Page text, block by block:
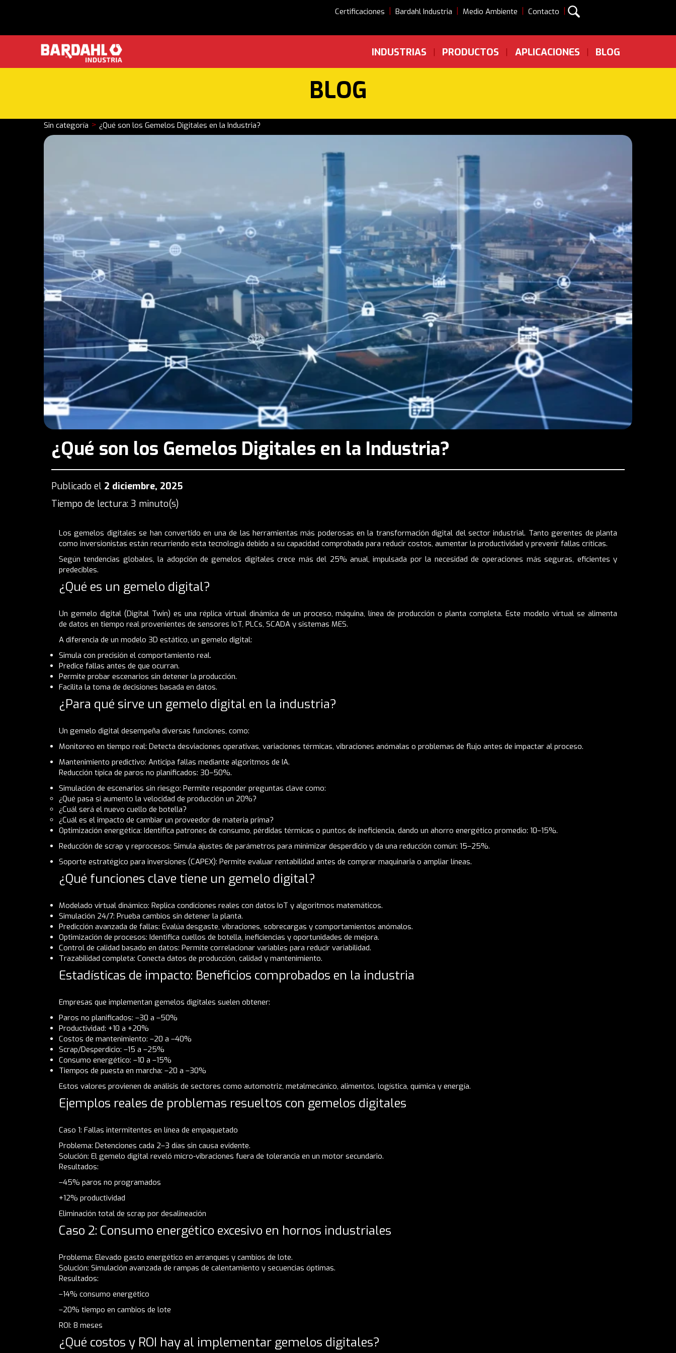
Certificaciones | Bardahl Industria | Medio Ambiente | Contacto |
INDUSTRIAS | PRODUCTOS | APLICACIONES | BLOG
BLOG
Sin categoría > ¿Qué son los Gemelos Digitales en la Industria?
¿Qué son los Gemelos Digitales en la Industria?
Publicado el 2 diciembre, 2025
Tiempo de lectura: 3 minuto(s)
Los gemelos digitales se han convertido en una de las herramientas más poderosas en la transformación digital del sector industrial. Tanto gerentes de planta
como inversionistas están recurriendo esta tecnología debido a su capacidad comprobada para reducir costos, aumentar la productividad y prevenir fallas críticas.
Según tendencias globales, la adopción de gemelos digitales crece más del 25% anual, impulsada por la necesidad de operaciones más seguras, eficientes y
predecibles.
¿Qué es un gemelo digital?
Un gemelo digital (Digital Twin) es una réplica virtual dinámica de un proceso, máquina, línea de producción o planta completa. Este modelo virtual se alimenta
de datos en tiempo real provenientes de sensores IoT, PLCs, SCADA y sistemas MES.
A diferencia de un modelo 3D estático, un gemelo digital:
Simula con precisión el comportamiento real.
Predice fallas antes de que ocurran.
Permite probar escenarios sin detener la producción.
Facilita la toma de decisiones basada en datos.
¿Para qué sirve un gemelo digital en la industria?
Un gemelo digital desempeña diversas funciones, como:
Monitoreo en tiempo real: Detecta desviaciones operativas, variaciones térmicas, vibraciones anómalas o problemas de flujo antes de impactar al proceso.
Mantenimiento predictivo: Anticipa fallas mediante algoritmos de IA.
Reducción típica de paros no planificados: 30–50%.
Simulación de escenarios sin riesgo: Permite responder preguntas clave como:
¿Qué pasa si aumento la velocidad de producción un 20%?
¿Cuál será el nuevo cuello de botella?
¿Cuál es el impacto de cambiar un proveedor de materia prima?
Optimización energética: Identifica patrones de consumo, pérdidas térmicas o puntos de ineficiencia, dando un ahorro energético promedio: 10–15%.
Reducción de scrap y reprocesos: Simula ajustes de parámetros para minimizar desperdicio y da una reducción común: 15–25%.
Soporte estratégico para inversiones (CAPEX): Permite evaluar rentabilidad antes de comprar maquinaria o ampliar líneas.
¿Qué funciones clave tiene un gemelo digital?
Modelado virtual dinámico: Replica condiciones reales con datos IoT y algoritmos matemáticos.
Simulación 24/7: Prueba cambios sin detener la planta.
Predicción avanzada de fallas: Evalúa desgaste, vibraciones, sobrecargas y comportamientos anómalos.
Optimización de procesos: Identifica cuellos de botella, ineficiencias y oportunidades de mejora.
Control de calidad basado en datos: Permite correlacionar variables para reducir variabilidad.
Trazabilidad completa: Conecta datos de producción, calidad y mantenimiento.
Estadísticas de impacto: Beneficios comprobados en la industria
Empresas que implementan gemelos digitales suelen obtener:
Paros no planificados: –30 a –50%
Productividad: +10 a +20%
Costos de mantenimiento: –20 a –40%
Scrap/Desperdicio: –15 a –25%
Consumo energético: –10 a –15%
Tiempos de puesta en marcha: –20 a –30%
Estos valores provienen de análisis de sectores como automotriz, metalmecánico, alimentos, logística, química y energía.
Ejemplos reales de problemas resueltos con gemelos digitales
Caso 1: Fallas intermitentes en línea de empaquetado
Problema: Detenciones cada 2–3 días sin causa evidente.
Solución: El gemelo digital reveló micro-vibraciones fuera de tolerancia en un motor secundario.
Resultados:
–45% paros no programados
+12% productividad
Eliminación total de scrap por desalineación
Caso 2: Consumo energético excesivo en hornos industriales
Problema: Elevado gasto energético en arranques y cambios de lote.
Solución: Simulación avanzada de rampas de calentamiento y secuencias óptimas.
Resultados:
–14% consumo energético
–20% tiempo en cambios de lote
ROI: 8 meses
¿Qué costos y ROI hay al implementar gemelos digitales?